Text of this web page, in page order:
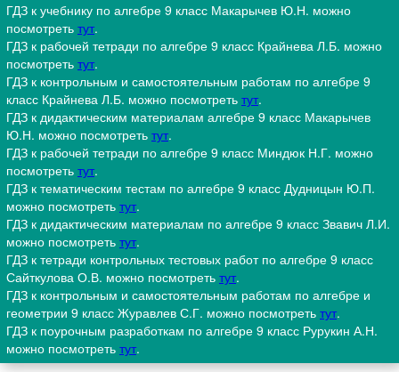
ГДЗ к учебнику по алгебре 9 класс Макарычев Ю.Н. можно
посмотреть тут.
ГДЗ к рабочей тетради по алгебре 9 класс Крайнева Л.Б. можно
посмотреть тут.
ГДЗ к контрольным и самостоятельным работам по алгебре 9
класс Крайнева Л.Б. можно посмотреть тут.
ГДЗ к дидактическим материалам алгебре 9 класс Макарычев
Ю.Н. можно посмотреть тут.
ГДЗ к рабочей тетради по алгебре 9 класс Миндюк Н.Г. можно
посмотреть тут.
ГДЗ к тематическим тестам по алгебре 9 класс Дудницын Ю.П.
можно посмотреть тут.
ГДЗ к дидактическим материалам по алгебре 9 класс Звавич Л.И.
можно посмотреть тут.
ГДЗ к тетради контрольных тестовых работ по алгебре 9 класс
Сайткулова О.В. можно посмотреть тут.
ГДЗ к контрольным и самостоятельным работам по алгебре и
геометрии 9 класс Журавлев С.Г. можно посмотреть тут.
ГДЗ к поурочным разработкам по алгебре 9 класс Рурукин А.Н.
можно посмотреть тут.